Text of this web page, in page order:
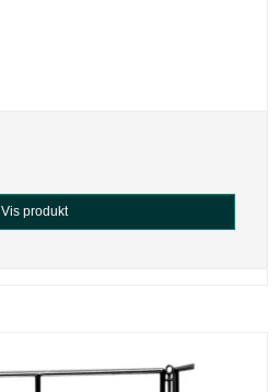
Vis produkt